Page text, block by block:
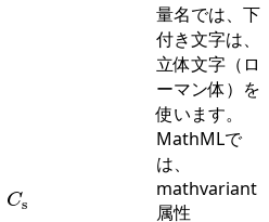
Cs
Cs
量名では、下
付き文字は、
立体文字（ロ
ーマン体）を
使います。
MathMLで
は、
mathvariant
属性